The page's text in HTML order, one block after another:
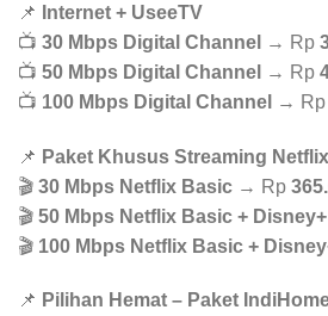
📌
Internet + UseeTV
📺 30 Mbps Digital Channel → Rp
📺 50 Mbps Digital Channel → Rp
📺 100 Mbps Digital Channel → Rp
📌 Paket Khusus Streaming
🎬 30 Mbps Netflix Basic → Rp
🎬 50 Mbps Netflix Basic + Disney+
🎬 100 Mbps Netflix Basic +
📌 Pilihan Hemat – Paket